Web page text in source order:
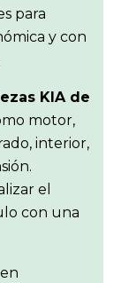
para
y con
KIA de
motor,
interior,
el
con una